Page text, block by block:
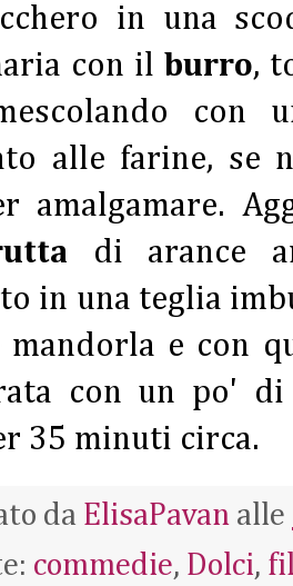
in una
con il burro,
con
alle farine, se
amalgamare.
di arance
in una teglia
mandorla e con
con un po'
35 minuti circa.
da ElisaPavan alle
commedie, Dolci,